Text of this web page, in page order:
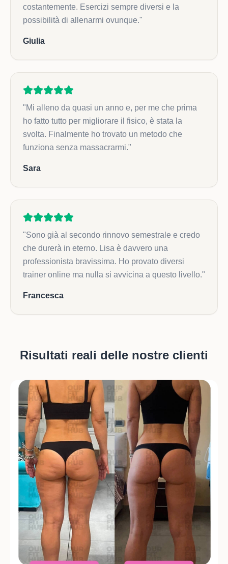
costantemente. Esercizi sempre diversi e la
possibilità di allenarmi ovunque."
Giulia
"Mi alleno da quasi un anno e, per me che prima
ho fatto tutto per migliorare il fisico, è stata la
svolta. Finalmente ho trovato un metodo che
funziona senza massacrarmi."
Sara
"Sono già al secondo rinnovo semestrale e credo
che durerà in eterno. Lisa è davvero una
professionista bravissima. Ho provato diversi
trainer online ma nulla si avvicina a questo livello."
Francesca
Risultati reali delle nostre clienti